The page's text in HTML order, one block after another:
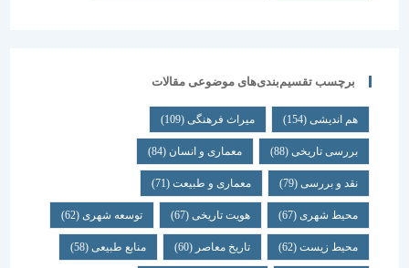
برچسب تقسیم‌بندی‌های موضوعی مقالات
هم اندیشی (154) میراث فرهنگی (109)
بررسی تاریخی (88) معماری و انسان (84)
نقد و بررسی (79) معماری و طبیعت (71)
محیط شهری(67) هویت تاریخی(67) توسعه شهری(62)
محیط زیست(62) تاریخ معاصر(60) منابع طبیعی(58)